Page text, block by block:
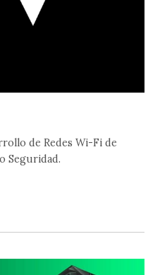
de Redes Wi-Fi de
Seguridad.